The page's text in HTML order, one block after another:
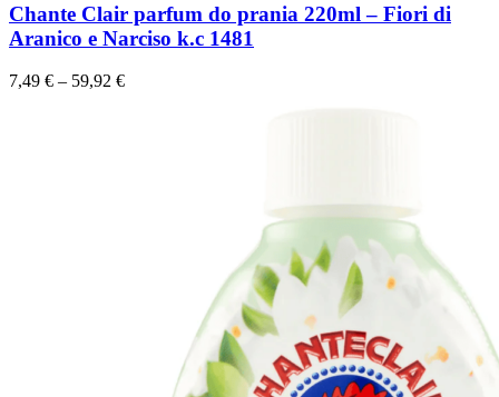
Chante Clair parfum do prania 220ml – Fiori di
Aranico e Narciso k.c 1481
7,49 € – 59,92 €